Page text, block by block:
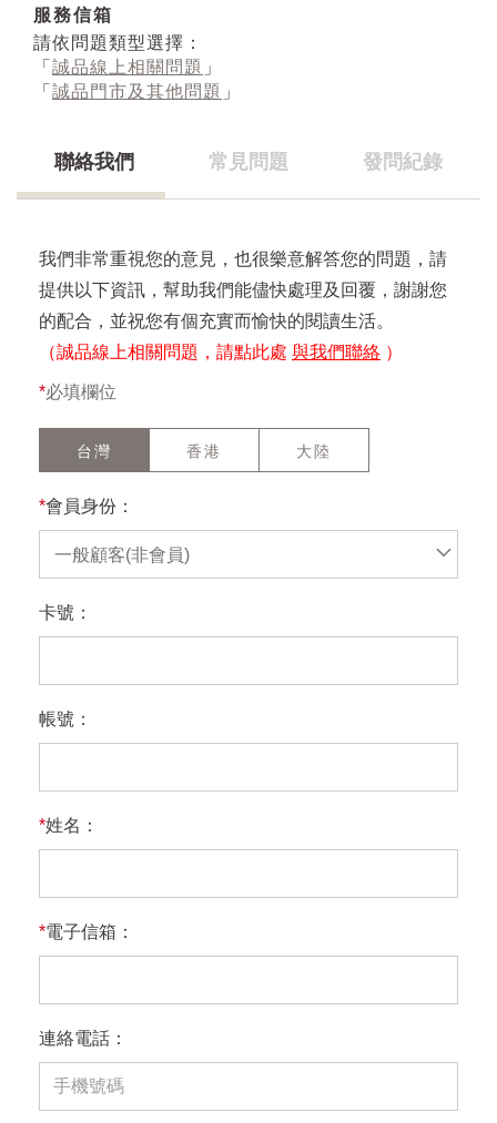
服務信箱
請依問題類型選擇：
「 誠品線上相關問題 」
「 誠品門市及其他問題 」
聯絡我們 常見問題 發問紀錄
我們非常重視您的意見，也很樂意解答您的問題，請
提供以下資訊，幫助我們能儘快處理及回覆，謝謝您
的配合，並祝您有個充實而愉快的閱讀生活。
（誠品線上相關問題，請點此處 與我們聯絡 ）
*必填欄位
台灣 香港 大陸
*會員身份：
一般顧客(非會員)
卡號：
帳號：
*姓名：
*電子信箱：
連絡電話：